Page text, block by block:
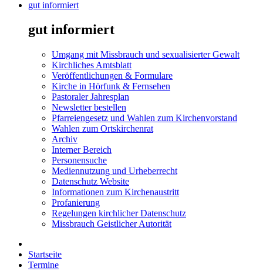
gut informiert
gut informiert
Umgang mit Missbrauch und sexualisierter Gewalt
Kirchliches Amtsblatt
Veröffentlichungen & Formulare
Kirche in Hörfunk & Fernsehen
Pastoraler Jahresplan
Newsletter bestellen
Pfarreiengesetz und Wahlen zum Kirchenvorstand
Wahlen zum Ortskirchenrat
Archiv
Interner Bereich
Personensuche
Mediennutzung und Urheberrecht
Datenschutz Website
Informationen zum Kirchenaustritt
Profanierung
Regelungen kirchlicher Datenschutz
Missbrauch Geistlicher Autorität
Startseite
Termine